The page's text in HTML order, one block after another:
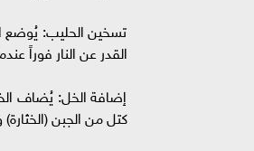
تسخين الحليب: يُوضع
القدر عن النار فوراً عندما
إضافة الخل: يُضاف
كتل من الجبن